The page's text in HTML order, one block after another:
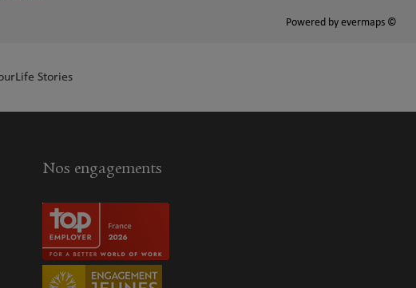
Powered by evermaps ©
Stories
Nos engagements